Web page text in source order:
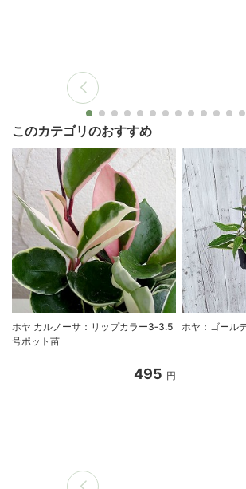
このカテゴリのおすすめ
ホヤ カルノーサ：リップカラー3‐3.5
号ポット苗
495 円
ホヤ：ゴール